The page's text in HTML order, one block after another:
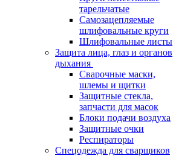
тарельчатые
Самозацепляемые
шлифовальные круги
Шлифовальные листы
Защита лица, глаз и органов
дыхания
Сварочные маски,
шлемы и щитки
Защитные стекла,
запчасти для масок
Блоки подачи воздуха
Защитные очки
Респираторы
Спецодежда для сварщиков